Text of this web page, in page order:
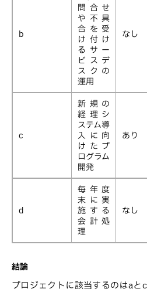
b
問合せ
や不具
合を受
け付け
るサー
ビスデ
スクの
運用
なし
c
新規の
経理シ
ステム導
入に向
けたプ
ログラム
開発
あり
d
毎年度
末に実
施する
会計処
理
なし
結論
プロジェクトに該当するのはaと